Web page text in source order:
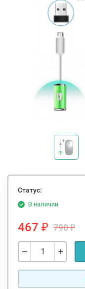
Статус:
В наличии
467 ₽ 790₽